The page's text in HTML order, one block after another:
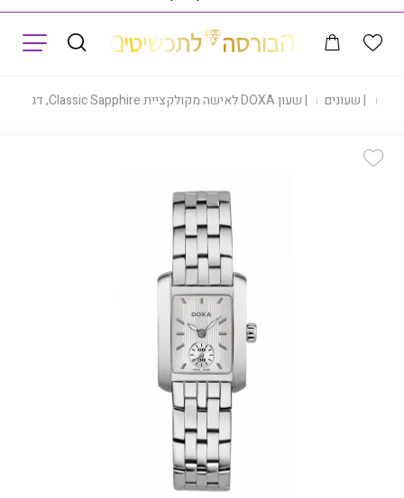
|שעונים |שעון DOXA לאישה מקולקציית Classic Sapphire, דגם 243.15.021.10